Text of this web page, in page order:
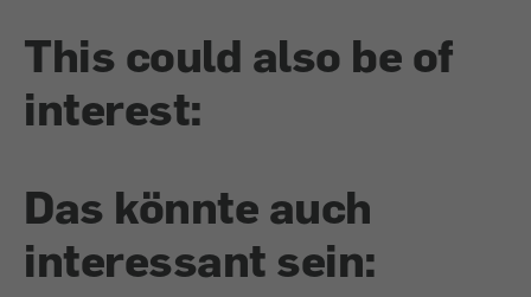
This could also be of
interest:
Das könnte auch
interessant sein: